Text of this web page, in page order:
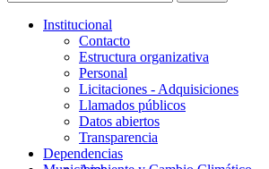
Institucional
Contacto
Estructura organizativa
Personal
Licitaciones - Adquisiciones
Llamados públicos
Datos abiertos
Transparencia
Dependencias